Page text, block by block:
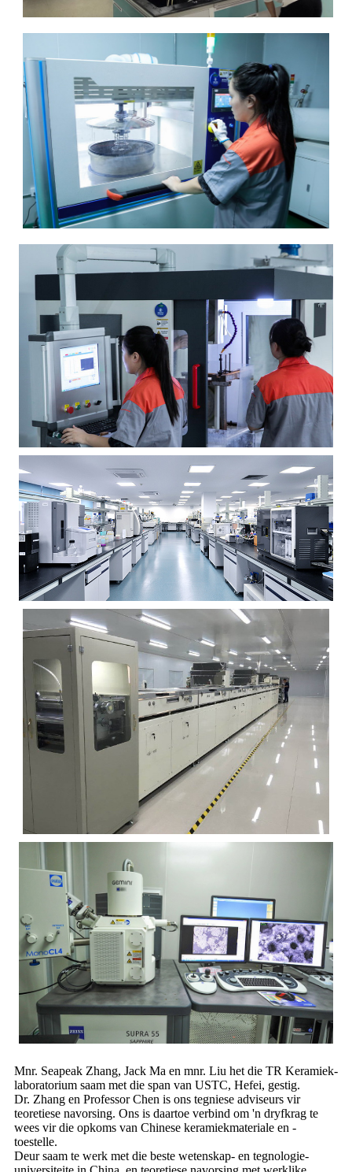
Mnr. Seapeak Zhang, Jack Ma en mnr. Liu het die TR Keramiek-
laboratorium saam met die span van USTC, Hefei, gestig.
Dr. Zhang en Professor Chen is ons tegniese adviseurs vir
teoretiese navorsing. Ons is daartoe verbind om 'n dryfkrag te
wees vir die opkoms van Chinese keramiekmateriale en -
toestelle.
Deur saam te werk met die beste wetenskap- en tegnologie-